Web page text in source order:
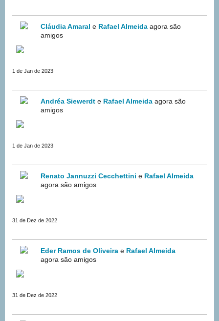
Cláudia Amaral e Rafael Almeida agora são
amigos
1 de Jan de 2023
Andréa Siewerdt e Rafael Almeida agora são
amigos
1 de Jan de 2023
Renato Jannuzzi Cecchettini e Rafael Almeida
agora são amigos
31 de Dez de 2022
Eder Ramos de Oliveira e Rafael Almeida
agora são amigos
31 de Dez de 2022